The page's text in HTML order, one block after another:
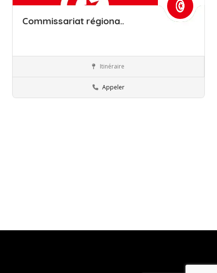
Commissariat régiona..
Commissions régionales de l’éducation
Itinéraire
Appeler